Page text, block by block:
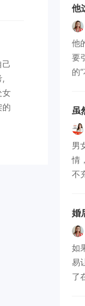
,
女
的
他
他
要
的
虽
男
情
不
婚
如
易
了